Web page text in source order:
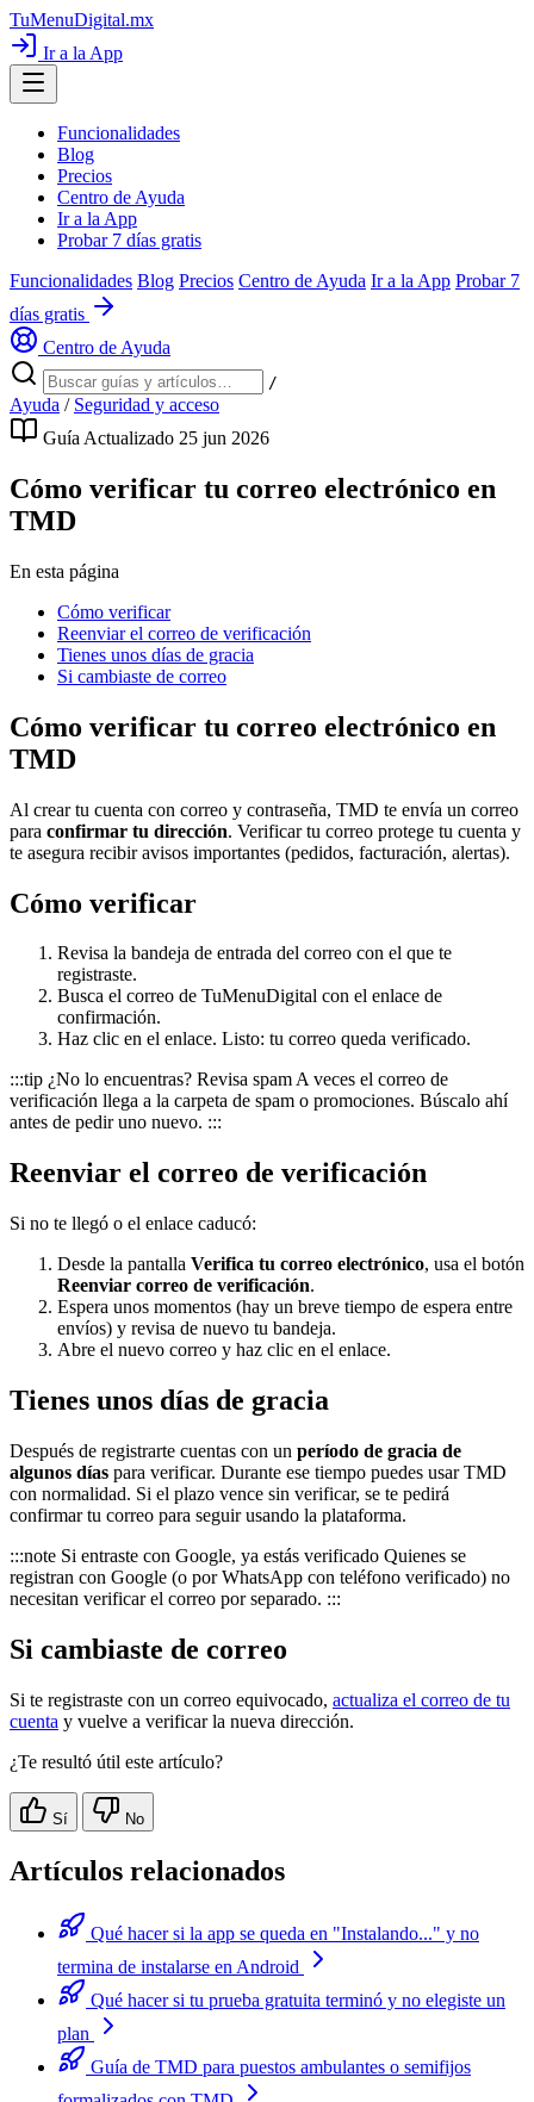
TuMenuDigital.mx
Ir a la App
Funcionalidades
Blog
Precios
Centro de Ayuda
Ir a la App
Probar 7 días gratis
Funcionalidades Blog Precios Centro de Ayuda Ir a la App Probar 7
días gratis
Centro de Ayuda
/
Ayuda / Seguridad y acceso
Guía Actualizado 25 jun 2026
Cómo verificar tu correo electrónico en
TMD
En esta página
Cómo verificar
Reenviar el correo de verificación
Tienes unos días de gracia
Si cambiaste de correo
Cómo verificar tu correo electrónico en
TMD
Al crear tu cuenta con correo y contraseña, TMD te envía un correo
para confirmar tu dirección. Verificar tu correo protege tu cuenta y
te asegura recibir avisos importantes (pedidos, facturación, alertas).
Cómo verificar
Revisa la bandeja de entrada del correo con el que te
registraste.
Busca el correo de TuMenuDigital con el enlace de
confirmación.
Haz clic en el enlace. Listo: tu correo queda verificado.
:::tip ¿No lo encuentras? Revisa spam A veces el correo de
verificación llega a la carpeta de spam o promociones. Búscalo ahí
antes de pedir uno nuevo. :::
Reenviar el correo de verificación
Si no te llegó o el enlace caducó:
Desde la pantalla Verifica tu correo electrónico, usa el botón
Reenviar correo de verificación.
Espera unos momentos (hay un breve tiempo de espera entre
envíos) y revisa de nuevo tu bandeja.
Abre el nuevo correo y haz clic en el enlace.
Tienes unos días de gracia
Después de registrarte cuentas con un período de gracia de
algunos días para verificar. Durante ese tiempo puedes usar TMD
con normalidad. Si el plazo vence sin verificar, se te pedirá
confirmar tu correo para seguir usando la plataforma.
:::note Si entraste con Google, ya estás verificado Quienes se
registran con Google (o por WhatsApp con teléfono verificado) no
necesitan verificar el correo por separado. :::
Si cambiaste de correo
Si te registraste con un correo equivocado, actualiza el correo de tu
cuenta y vuelve a verificar la nueva dirección.
¿Te resultó útil este artículo?
Sí No
Artículos relacionados
Qué hacer si la app se queda en "Instalando..." y no
termina de instalarse en Android
Qué hacer si tu prueba gratuita terminó y no elegiste un
plan
Guía de TMD para puestos ambulantes o semifijos